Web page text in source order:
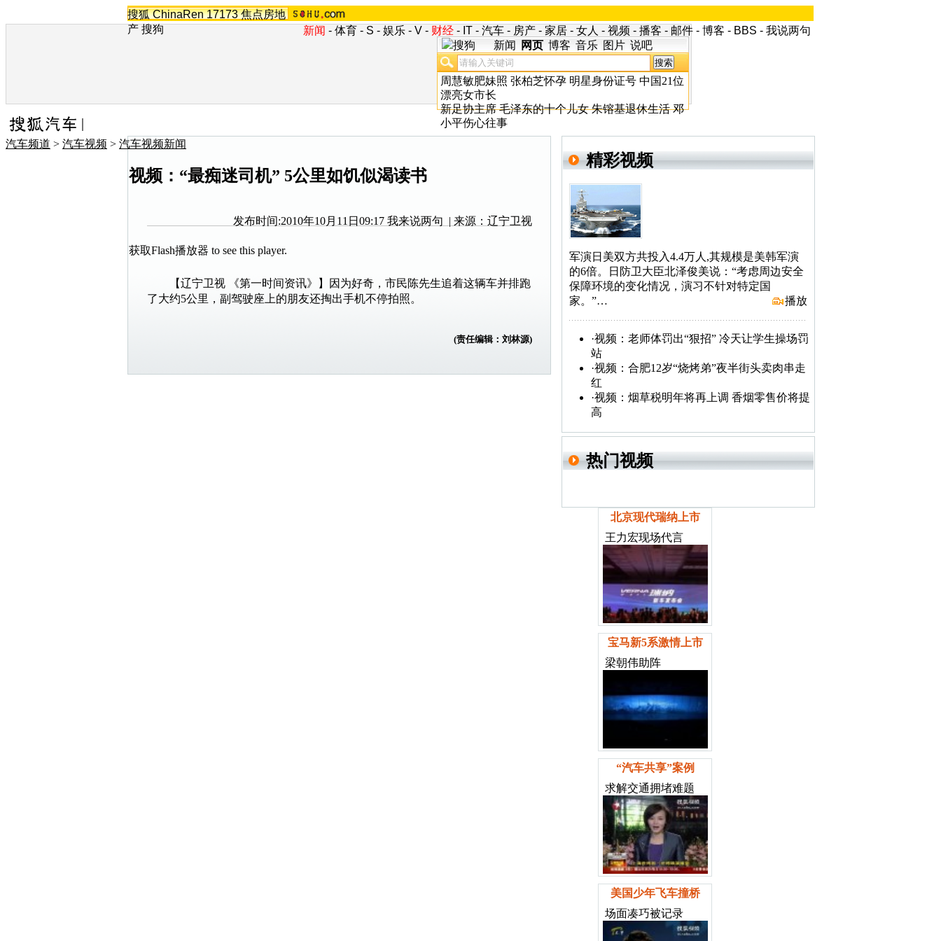
搜狐 ChinaRen 17173 焦点房地
产 搜狗 新闻 - 体育 - S - 娱乐 - V - 财经 - IT - 汽车 - 房产 - 家居 - 女人 - 视频 - 播客 - 邮件 - 博客 - BBS - 我说两句
新闻
网页 博客 音乐 图片 说吧
周慧敏肥妹照 张柏芝怀孕 明星身份证号 中国21位
漂亮女市长
新足协主席 毛泽东的十个儿女 朱镕基退休生活 邓
小平伤心往事
汽车频道 > 汽车视频 > 汽车视频新闻
视频：“最痴迷司机” 5公里如饥似渴读书
发布时间:2010年10月11日09:17 我来说两句 | 来源：辽宁卫视
获取Flash播放器 to see this player.
【辽宁卫视 《第一时间资讯》】因为好奇，市民陈先生追着这辆车并排跑
了大约5公里，副驾驶座上的朋友还掏出手机不停拍照。
(责任编辑：刘林源)
精彩视频
军演日美双方共投入4.4万人,其规模是美韩军演
的6倍。日防卫大臣北泽俊美说：“考虑周边安全
保障环境的变化情况，演习不针对特定国
家。”…
播放
·视频：老师体罚出“狠招” 冷天让学生操场罚
站
·视频：合肥12岁“烧烤弟”夜半街头卖肉串走
红
·视频：烟草税明年将再上调 香烟零售价将提
高
热门视频
北京现代瑞纳上市
王力宏现场代言
宝马新5系激情上市
梁朝伟助阵
“汽车共享”案例
求解交通拥堵难题
美国少年飞车撞桥
场面凑巧被记录